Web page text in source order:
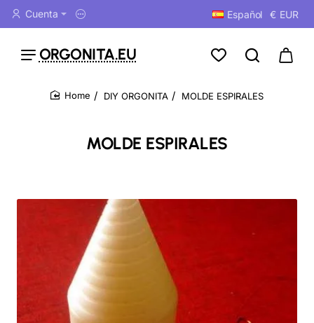
Cuenta Español € EUR
ORGONITA.EU
MOLDE ESPIRALES
DIY ORGONITA MOLDE ESPIRALES